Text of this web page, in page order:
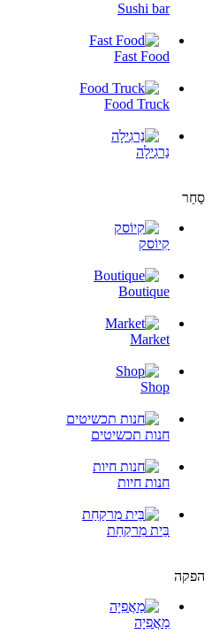
Sushi bar
Fast Food
Food Truck
נַרגִילָה
סַחַר
קִיוֹסק
Boutique
Market
Shop
חנות תכשיטים
חנות חיות
בֵּית מִרקַחַת
הפקה
מַאֲפִיָה